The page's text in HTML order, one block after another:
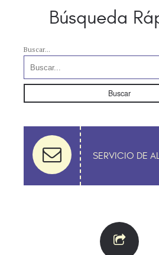
Búsqueda
Buscar
Buscar...
SERVICIO DE